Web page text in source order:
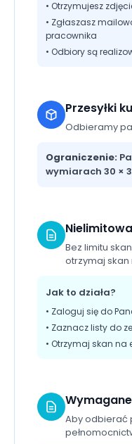
• Otrzymujesz
• Zgłaszasz
pracownika
• Odbiory są
Przesyłki
Odbieramy
Ograniczenie:
wymiarach 30 ×
Bez limitu
otrzymaj
Jak to działa?
• Zaloguj się do
• Zaznacz listy do
• Otrzymaj skan
Aby odbierać